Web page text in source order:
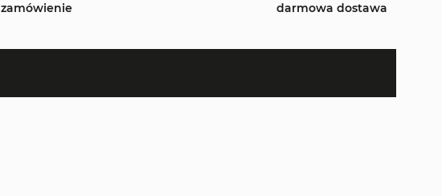
zamówienie
darmowa dostawa